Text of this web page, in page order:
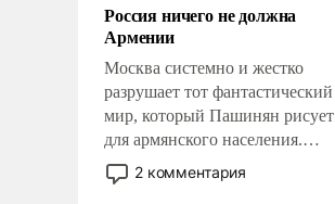
Россия ничего не должна
Армении
Москва системно и жестко
разрушает тот фантастический
мир, который Пашинян рисует
для армянского населения.
Мир, где этому населению все
должны просто по
2 комментария